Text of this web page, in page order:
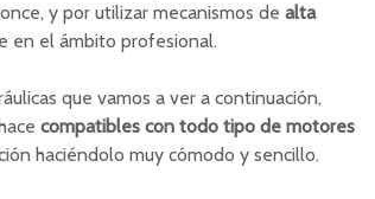
y por utilizar mecanismos de alta
en el ámbito profesional.
que vamos a ver a continuación,
compatibles con todo tipo de motores
haciéndolo muy cómodo y sencillo.